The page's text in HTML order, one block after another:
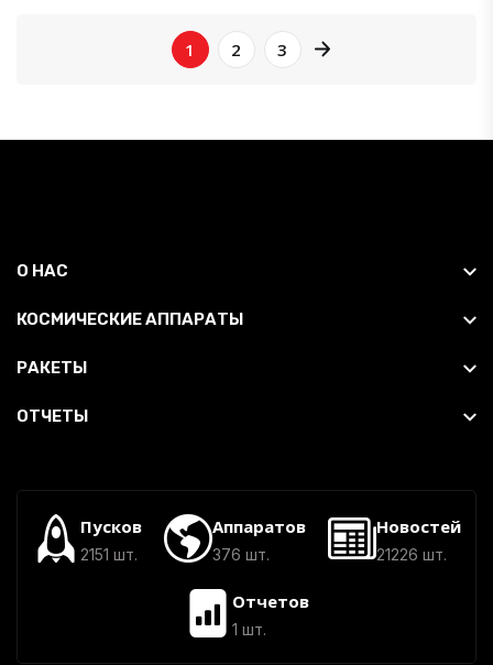
1 2 3
О НАС
КОСМИЧЕСКИЕ АППАРАТЫ
РАКЕТЫ
ОТЧЕТЫ
Пусков
2151 шт.
Аппаратов
376 шт.
Новостей
21226 шт.
Отчетов
1 шт.